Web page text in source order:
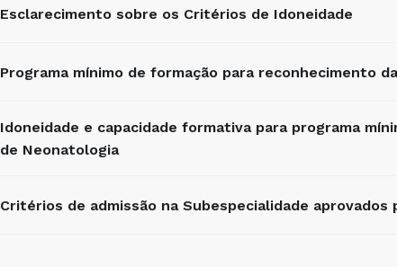
Esclarecimento sobre os Critérios de Idoneidade
Programa mínimo de formação para reconhecimento
Idoneidade e capacidade formativa para programa
de Neonatologia
Critérios de admissão na Subespecialidade aprovados